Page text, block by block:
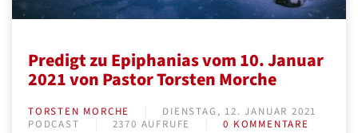
Predigt zu Epiphanias vom 10. Januar
2021 von Pastor Torsten Morche
TORSTEN MORCHE
DIENSTAG, 12. JANUAR 2021
PODCAST
2370 AUFRUFE 0 KOMMENTARE